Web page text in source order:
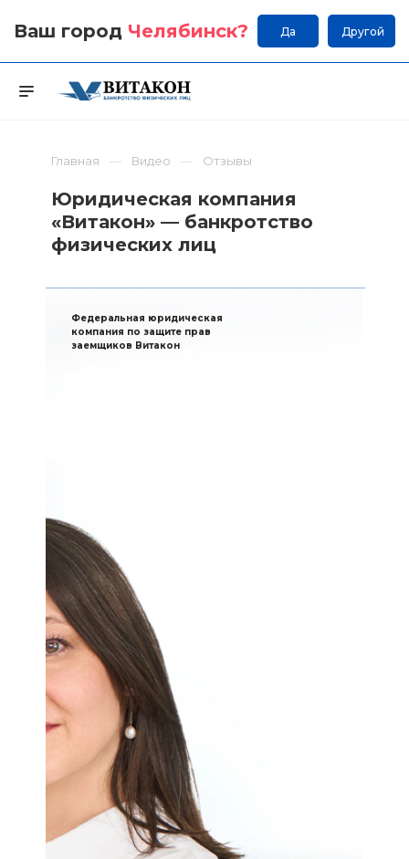
Ваш город Челябинск? Да Другой
Главная Видео Отзывы
Юридическая компания
«Витакон» — банкротство
физических лиц
Федеральная юридическая
компания по защите прав
заемщиков Витакон